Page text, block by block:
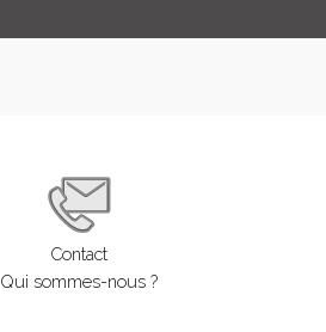
Contact
Qui sommes-nous ?